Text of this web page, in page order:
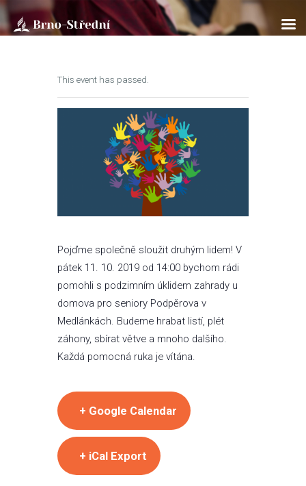
ÚVOD
BOHOSLUŽBY
SOBOTNÍ ŠKOLA
KLUB PATHFINDER
ÚVAHY
FOTOGALERIE
KONTAKTY
EN/UA
This event has passed.
Pojďme společně sloužit druhým lidem! V
pátek 11. 10. 2019 od 14:00 bychom rádi
pomohli s podzimním úklidem zahrady u
domova pro seniory Podpěrova v
Medlánkách. Budeme hrabat listí, plét
záhony, sbírat větve a mnoho dalšího.
Každá pomocná ruka je vítána.
+ Google Calendar
+ iCal Export